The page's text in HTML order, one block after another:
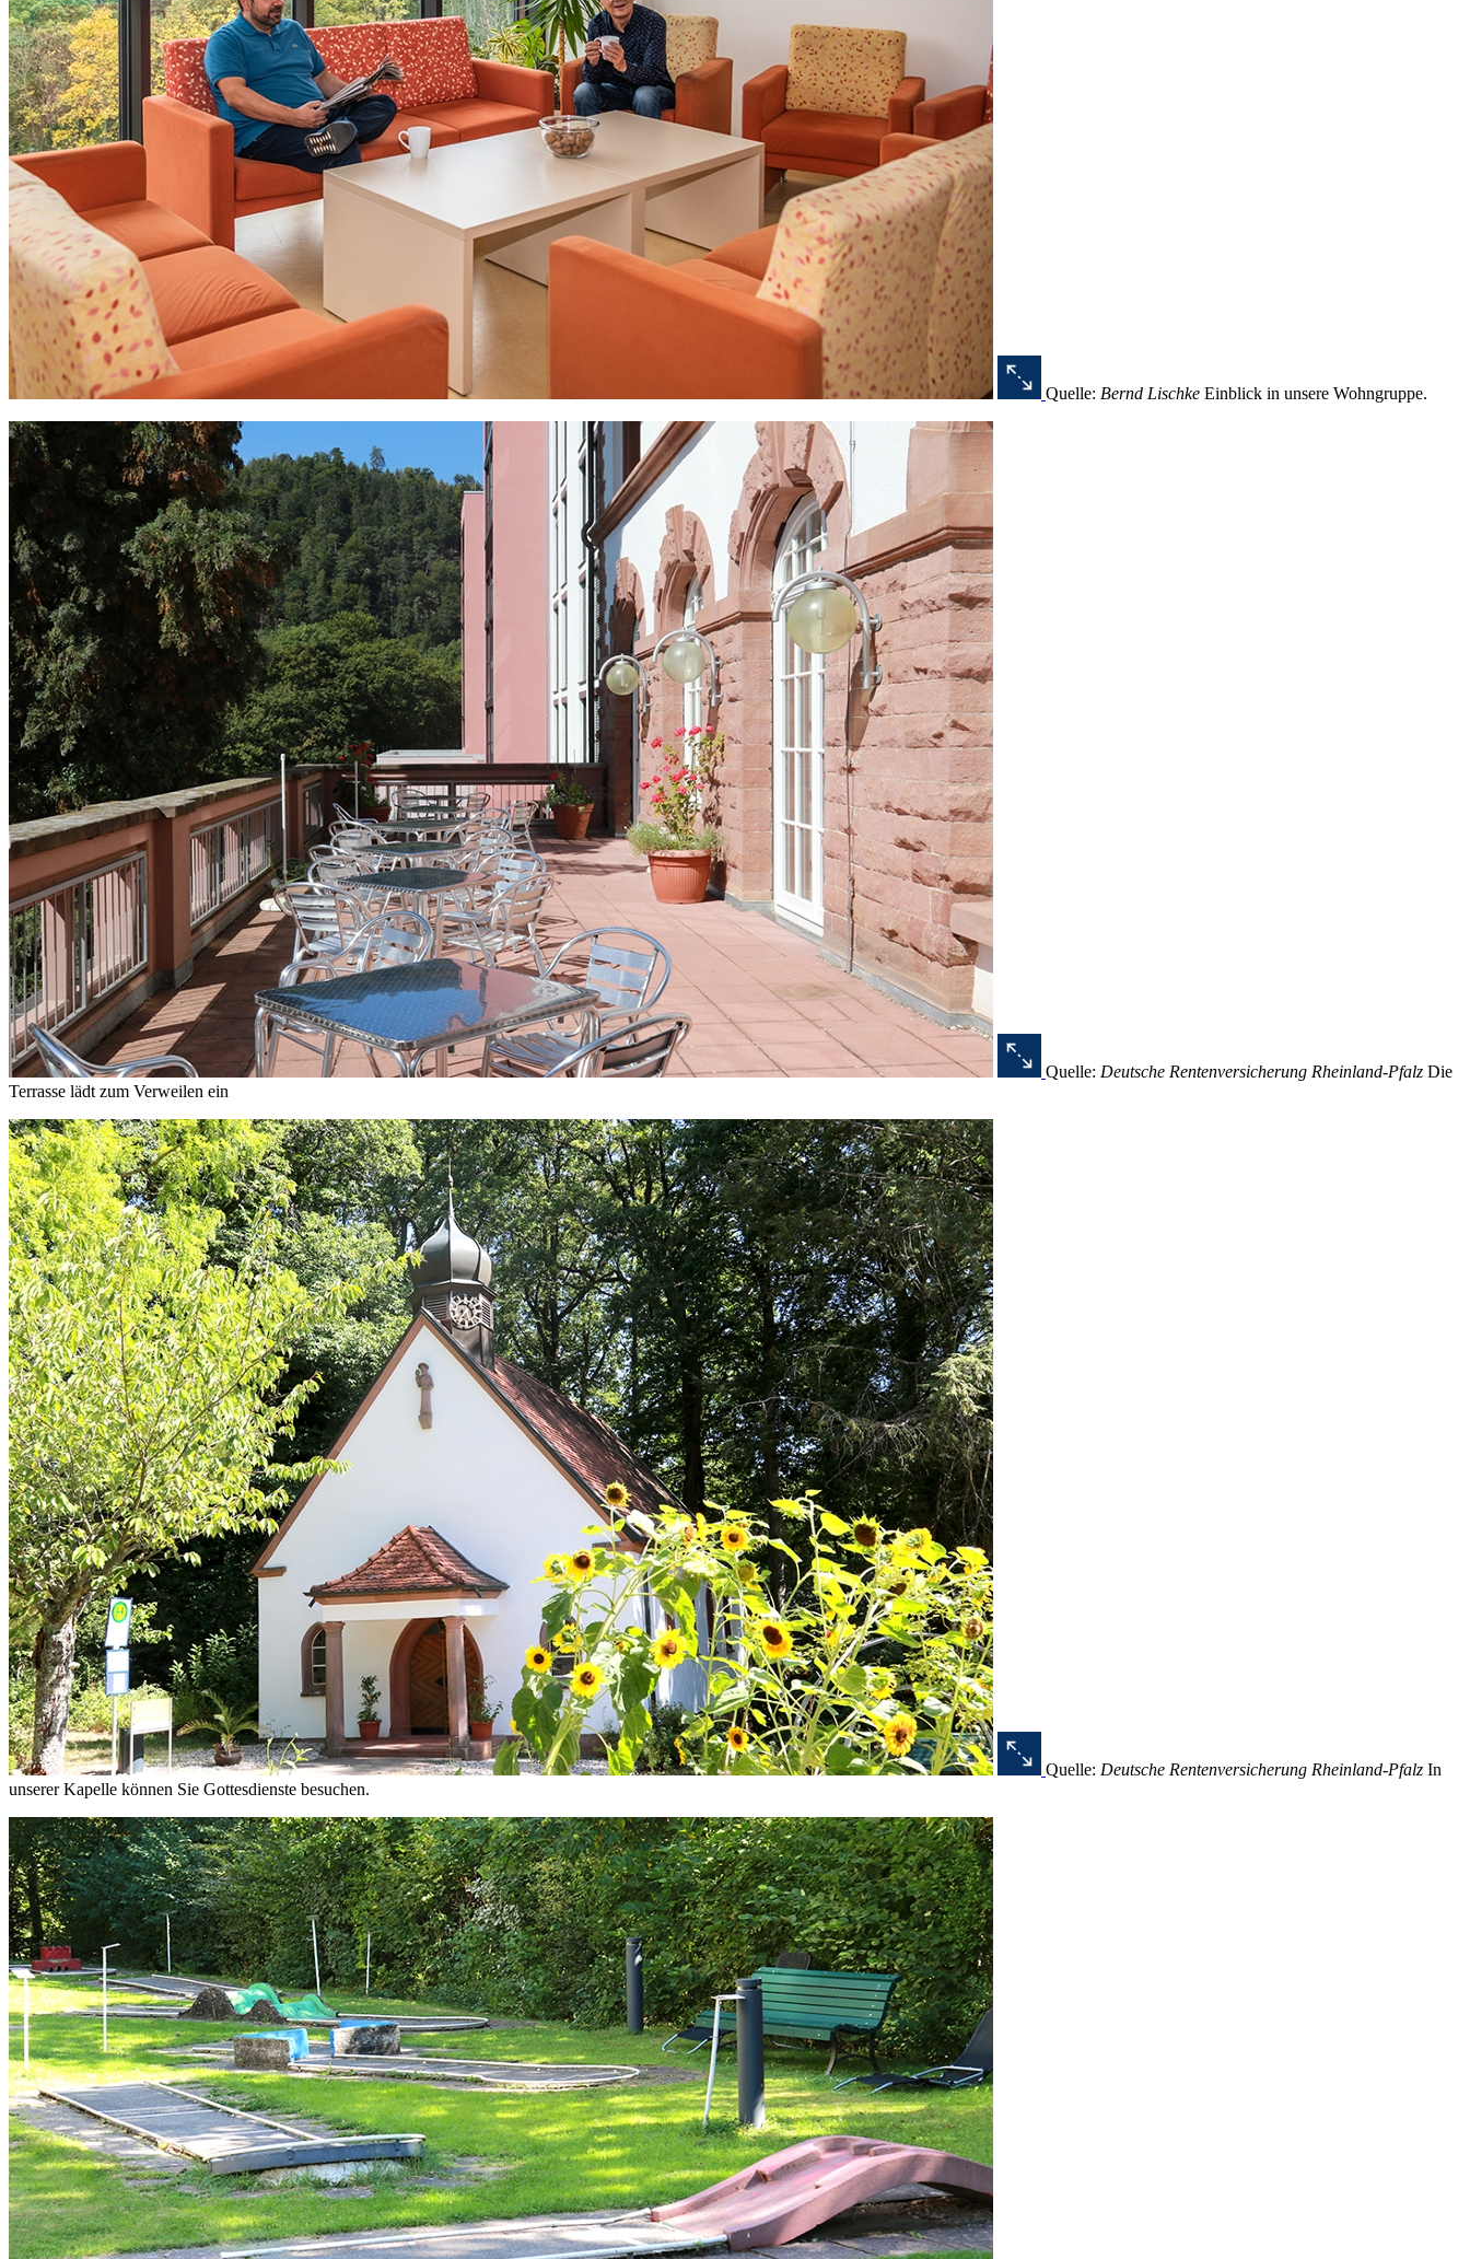
Quelle: Bernd Lischke Einblick in unsere Wohngruppe.
Quelle: Deutsche Rentenversicherung Rheinland-Pfalz Die
Terrasse lädt zum Verweilen ein
Quelle: Deutsche Rentenversicherung Rheinland-Pfalz In
unserer Kapelle können Sie Gottesdienste besuchen.